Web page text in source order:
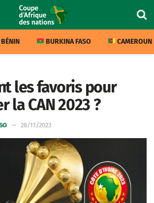
BÉNIN BURKINA FASO CAMEROUN
les favoris pour
la CAN 2023 ?
28/11/2023